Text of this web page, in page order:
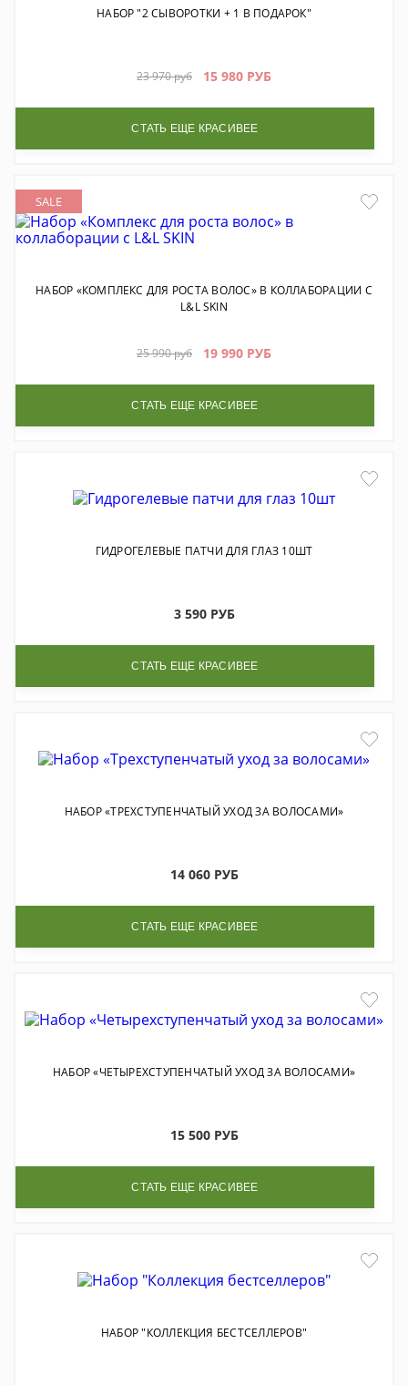
НАБОР "2 СЫВОРОТКИ + 1 В ПОДАРОК"
23 970 руб 15 980 РУБ
СТАТЬ ЕЩЕ КРАСИВЕЕ
SALE
НАБОР «КОМПЛЕКС ДЛЯ РОСТА ВОЛОС» В КОЛЛАБОРАЦИИ С
L&L SKIN
25 990 руб 19 990 РУБ
СТАТЬ ЕЩЕ КРАСИВЕЕ
ГИДРОГЕЛЕВЫЕ ПАТЧИ ДЛЯ ГЛАЗ 10ШТ
3 590 РУБ
СТАТЬ ЕЩЕ КРАСИВЕЕ
НАБОР «ТРЕХСТУПЕНЧАТЫЙ УХОД ЗА ВОЛОСАМИ»
14 060 РУБ
СТАТЬ ЕЩЕ КРАСИВЕЕ
НАБОР «ЧЕТЫРЕХСТУПЕНЧАТЫЙ УХОД ЗА ВОЛОСАМИ»
15 500 РУБ
СТАТЬ ЕЩЕ КРАСИВЕЕ
НАБОР "КОЛЛЕКЦИЯ БЕСТСЕЛЛЕРОВ"